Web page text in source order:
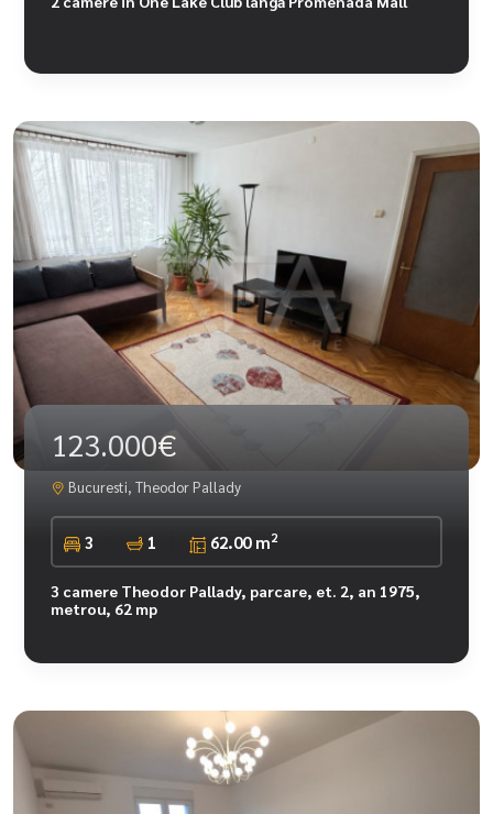
123.000€
Bucuresti, Theodor Pallady
3 1 62.00 m2
3 camere Theodor Pallady, parcare, et. 2, an 1975,
metrou, 62 mp